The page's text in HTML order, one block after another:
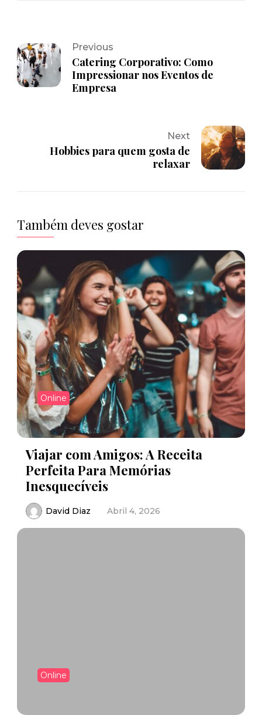
Previous
Catering Corporativo: Como
Impressionar nos Eventos de
Empresa
Next
Hobbies para quem gosta de
relaxar
Também deves gostar
Online
Viajar com Amigos: A Receita
Perfeita Para Memórias
Inesquecíveis
David Diaz Abril 4, 2026
Online